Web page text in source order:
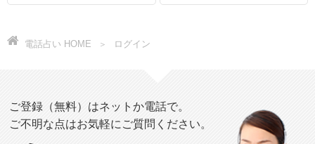
電話占い HOME ログイン
ご登録（無料）はネットか電話で。
ご不明な点はお気軽にご質問ください。